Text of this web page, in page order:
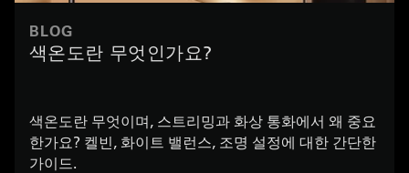
BLOG
색온도란 무엇인가요?
색온도란 무엇이며, 스트리밍과 화상 통화에서 왜 중요
한가요? 켈빈, 화이트 밸런스, 조명 설정에 대한 간단한
가이드.